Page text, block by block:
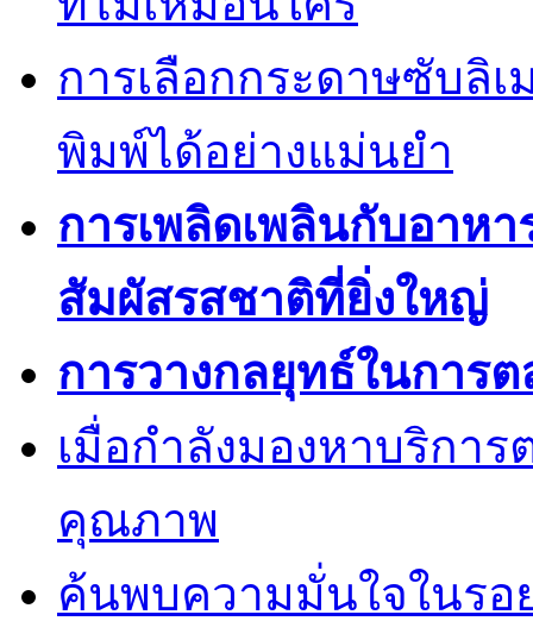
การเลือกกระดาษซับลิ
พิมพ์ได้อย่างแม่นยำ
การเพลิดเพลินกับอาห
สัมผัสรสชาติที่ยิ่งใหญ่
การวางกลยุทธ์ในการ
เมื่อกำลังมองหาบริกา
คุณภาพ
ค้นพบความมั่นใจในร